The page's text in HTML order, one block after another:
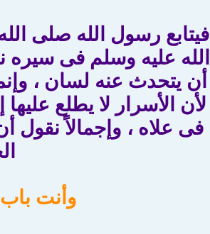
فيتابع رسول الله صلى
الله عليه وسلم فى سيره
أن يتحدث عنه لسان ،
لأن الأسرار لا يطلع
فى علاه ، وإجمالاً نقول
وأنت